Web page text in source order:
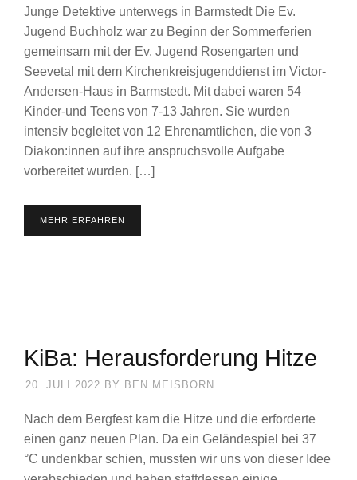
Junge Detektive unterwegs in Barmstedt Die Ev.
Jugend Buchholz war zu Beginn der Sommerferien
gemeinsam mit der Ev. Jugend Rosengarten und
Seevetal mit dem Kirchenkreisjugenddienst im Victor-
Andersen-Haus in Barmstedt. Mit dabei waren 54
Kinder-und Teens von 7-13 Jahren. Sie wurden
intensiv begleitet von 12 Ehrenamtlichen, die von 3
Diakon:innen auf ihre anspruchsvolle Aufgabe
vorbereitet wurden. […]
MEHR ERFAHREN
KiBa: Herausforderung Hitze
20. JULI 2022 BY BEN MEISBORN
Nach dem Bergfest kam die Hitze und die erforderte
einen ganz neuen Plan. Da ein Geländespiel bei 37
°C undenkbar schien, mussten wir uns von dieser Idee